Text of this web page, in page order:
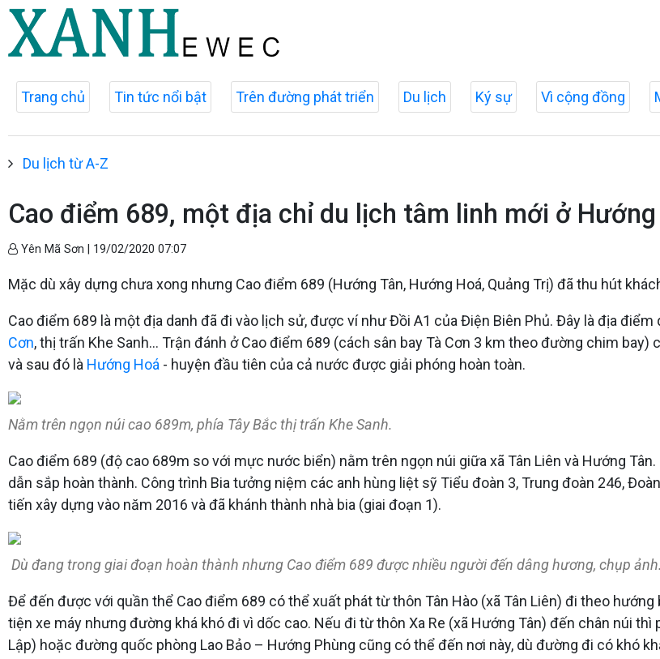
Trang chủ Tin tức nổi bật Trên đường phát triển Du lịch Ký sự Vì cộng đồng
Du lịch từ A-Z
Cao điểm 689, một địa chỉ du lịch tâm linh mới ở Hướng
Yên Mã Sơn | 19/02/2020 07:07
Mặc dù xây dựng chưa xong nhưng Cao điểm 689 (Hướng Tân, Hướng Hoá, Quảng Trị) đã thu hút
Cao điểm 689 là một địa danh đã đi vào lịch sử, được ví như Đồi A1 của Điện Biên Phủ. Đây là địa
Cơn, thị trấn Khe Sanh... Trận đánh ở Cao điểm 689 (cách sân bay Tà Cơn 3 km theo đường chim bay)
và sau đó là Hướng Hoá - huyện đầu tiên của cả nước được giải phóng hoàn toàn.
Nằm trên ngọn núi cao 689m, phía Tây Bắc thị trấn Khe Sanh.
Cao điểm 689 (độ cao 689m so với mực nước biển) nằm trên ngọn núi giữa xã Tân Liên và Hướng
dẫn sắp hoàn thành. Công trình Bia tưởng niệm các anh hùng liệt sỹ Tiểu đoàn 3, Trung đoàn 246,
tiến xây dựng vào năm 2016 và đã khánh thành nhà bia (giai đoạn 1).
Dù đang trong giai đoạn hoàn thành nhưng Cao điểm 689 được nhiều người đến dâng hương, chụp ảnh.
Để đến được với quần thể Cao điểm 689 có thể xuất phát từ thôn Tân Hào (xã Tân Liên) đi theo
tiện xe máy nhưng đường khá khó đi vì dốc cao. Nếu đi từ thôn Xa Re (xã Hướng Tân) đến chân núi
Lập) hoặc đường quốc phòng Lao Bảo – Hướng Phùng cũng có thể đến nơi này, dù đường đi có khó